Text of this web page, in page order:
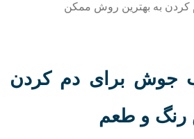
کردن به بهترین روش ممکن
جوش برای دم کردن
و طعم